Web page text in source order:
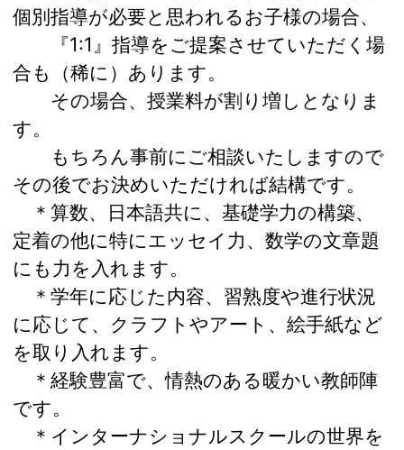
個別指導が必要と思われるお子様の場合、
『1:1』指導をご提案させていただく場
合も（稀に）あります。
その場合、授業料が割り増しとなりま
す。
もちろん事前にご相談いたしますので
その後でお決めいただければ結構です。
＊算数、日本語共に、基礎学力の構築、
定着の他に特にエッセイ力、数学の文章題
にも力を入れます。
＊学年に応じた内容、習熟度や進行状況
に応じて、クラフトやアート、絵手紙など
を取り入れます。
＊経験豊富で、情熱のある暖かい教師陣
です。
＊インターナショナルスクールの世界を